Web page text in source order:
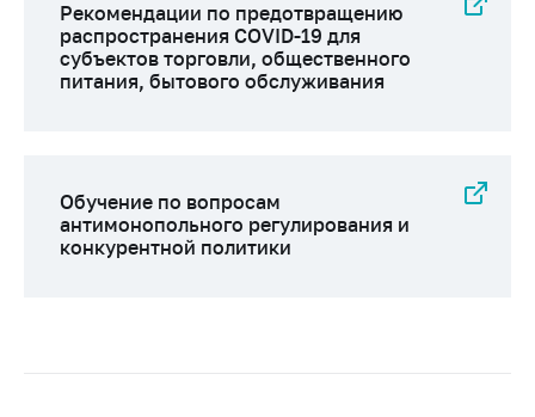
Рекомендации по предотвращению
распространения COVID-19 для
субъектов торговли, общественного
питания, бытового обслуживания
Обучение по вопросам
антимонопольного регулирования и
конкурентной политики